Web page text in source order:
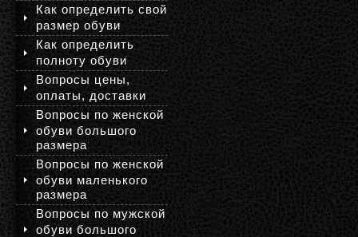
Как определить свой
размер обуви
Как определить
полноту обуви
Вопросы цены,
оплаты, доставки
Вопросы по женской
обуви большого
размера
Вопросы по женской
обуви маленького
размера
Вопросы по мужской
обуви большого